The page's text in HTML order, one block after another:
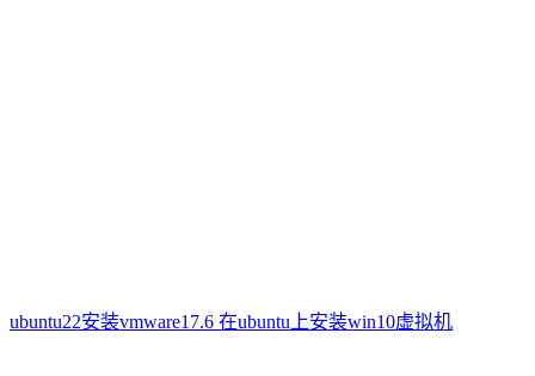
ubuntu22安装vmware17.6 在ubuntu上安装win10虚拟机